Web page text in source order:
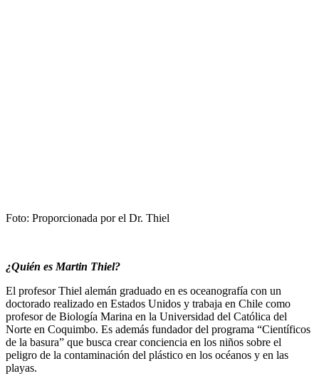
Foto: Proporcionada por el Dr. Thiel
¿Quién es Martin Thiel?
El profesor Thiel alemán graduado en es oceanografía con un
doctorado realizado en Estados Unidos y trabaja en Chile como
profesor de Biología Marina en la Universidad del Católica del
Norte en Coquimbo. Es además fundador del programa “Científicos
de la basura” que busca crear conciencia en los niños sobre el
peligro de la contaminación del plástico en los océanos y en las
playas.